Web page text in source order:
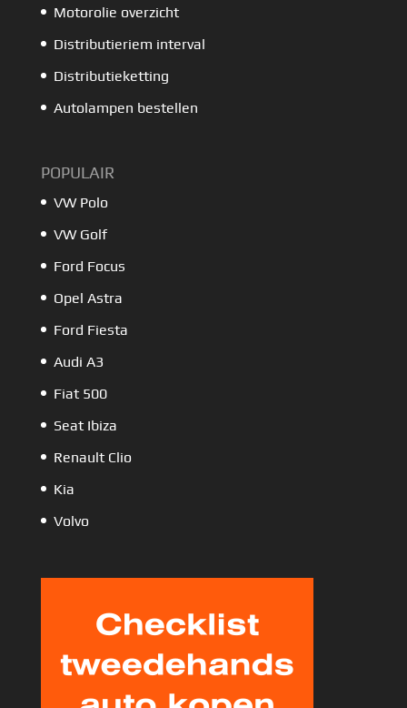
Motorolie overzicht
Distributieriem interval
Distributieketting
Autolampen bestellen
POPULAIR
VW Polo
VW Golf
Ford Focus
Opel Astra
Ford Fiesta
Audi A3
Fiat 500
Seat Ibiza
Renault Clio
Kia
Volvo